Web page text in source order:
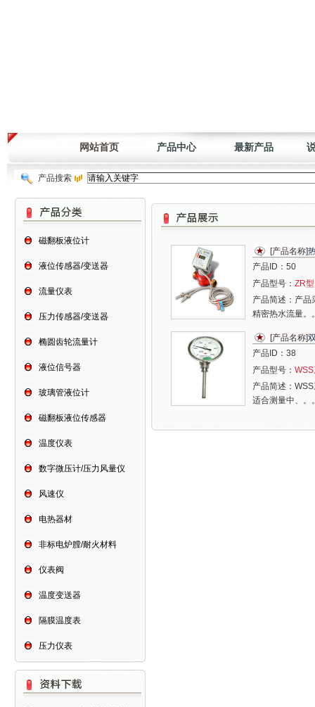
网站首页 产品中心 最新产品
产品搜索
磁翻板液位计
液位传感器/变送器
流量仪表
压力传感器/变送器
椭圆齿轮流量计
液位信号器
玻璃管液位计
磁翻板液位传感器
温度仪表
数字微压计/压力风量仪
风速仪
电热器材
非标电炉膛/耐火材料
仪表阀
温度变送器
隔膜温度表
压力仪表
[产品名称]
产品ID： 50
产品型号： ZR型
产品简述： 产品
精密热水流量。
[产品名称]
产品ID： 38
产品型号：
产品简述：
适合测量中、。